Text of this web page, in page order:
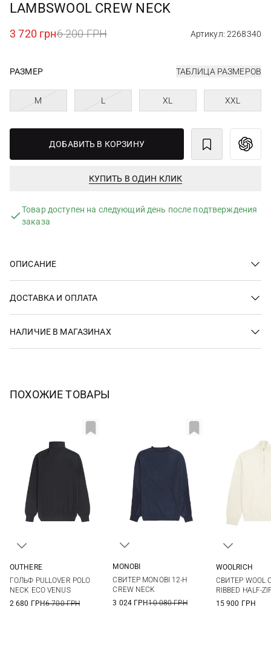
LAMBSWOOL CREW NECK
3 720 грн6 200 ГРН Артикул: 2268340
РАЗМЕР ТАБЛИЦА РАЗМЕРОВ
M L XL XXL
ДОБАВИТЬ В КОРЗИНУ
КУПИТЬ В ОДИН КЛИК
Товар доступен на следующий день после подтверждения
заказа
ОПИСАНИЕ
ДОСТАВКА И ОПЛАТА
НАЛИЧИЕ В МАГАЗИНАХ
ПОХОЖИЕ ТОВАРЫ
XXL
OUTHERE
ГОЛЬФ PULLOVER POLO
NECK ECO VENUS
2 680 ГРН6 700 ГРН
MONOBI
СВИТЕР MONOBI 12-H
CREW NECK
3 024 ГРН10 080 ГРН
XXL
WOOLRICH
СВИТЕР WOOL
RIBBED HALF-
15 900 ГРН